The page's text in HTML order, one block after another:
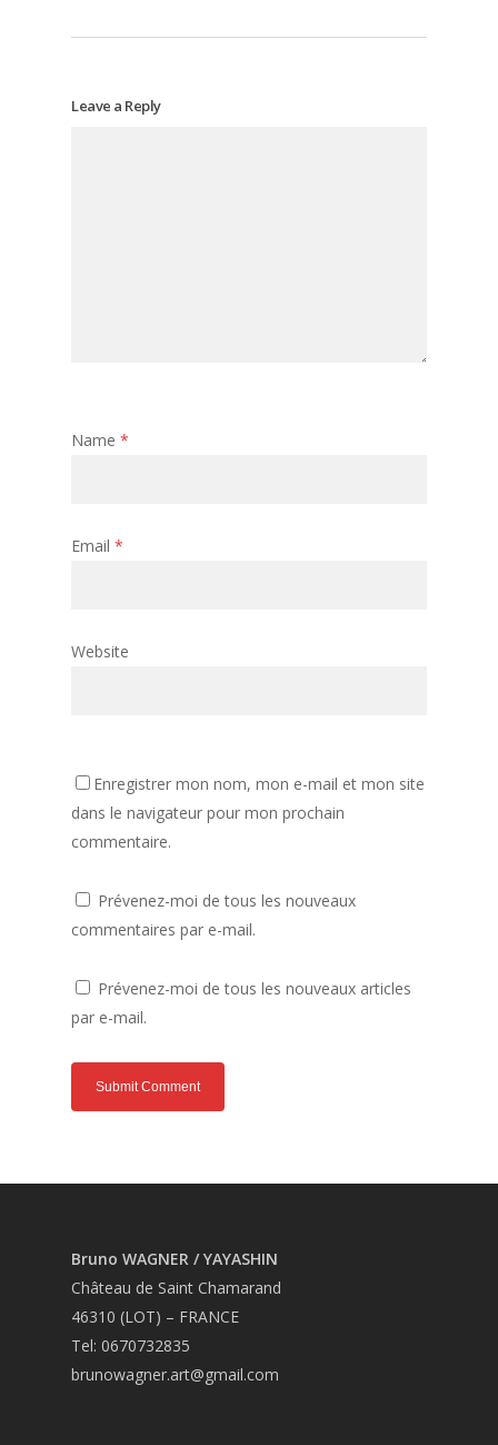
Leave a Reply
Name *
Email *
Website
Enregistrer mon nom, mon e-mail et mon site
dans le navigateur pour mon prochain
commentaire.
Prévenez-moi de tous les nouveaux
commentaires par e-mail.
Prévenez-moi de tous les nouveaux articles
par e-mail.
Bruno WAGNER / YAYASHIN
Château de Saint Chamarand
46310 (LOT) – FRANCE
Tel: 0670732835
brunowagner.art@gmail.com